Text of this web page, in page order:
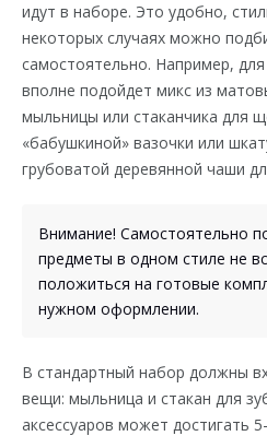
идут в наборе. Это удобно,
некоторых случаях можно
самостоятельно. Например,
вполне подойдет микс из
мыльницы или стаканчика для
«бабушкиной» вазочки или
грубоватой деревянной чаши
Внимание! Самостоятельно
предметы в одном стиле не
положиться на готовые
нужном оформлении.
В стандартный набор должны
вещи: мыльница и стакан для
аксессуаров может достигать